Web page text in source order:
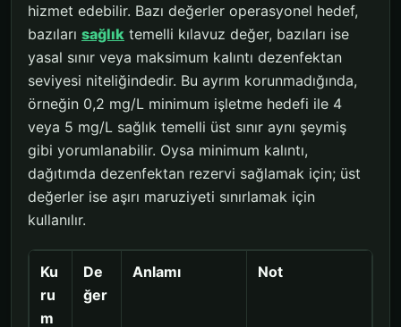
hizmet edebilir. Bazı değerler operasyonel hedef,
bazıları sağlık temelli kılavuz değer, bazıları ise
yasal sınır veya maksimum kalıntı dezenfektan
seviyesi niteliğindedir. Bu ayrım korunmadığında,
örneğin 0,2 mg/L minimum işletme hedefi ile 4
veya 5 mg/L sağlık temelli üst sınır aynı şeymiş
gibi yorumlanabilir. Oysa minimum kalıntı,
dağıtımda dezenfektan rezervi sağlamak için; üst
değerler ise aşırı maruziyeti sınırlamak için
kullanılır.
Ku
ru
m
De
ğer
Anlamı Not